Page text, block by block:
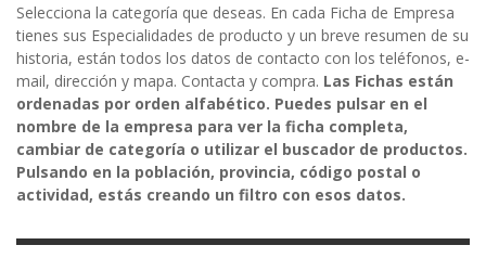
Selecciona la categoría que deseas. En cada Ficha de Empresa
tienes sus Especialidades de producto y un breve resumen de su
historia, están todos los datos de contacto con los teléfonos, e-
mail, dirección y mapa. Contacta y compra. Las Fichas están
ordenadas por orden alfabético. Puedes pulsar en el
nombre de la empresa para ver la ficha completa,
cambiar de categoría o utilizar el buscador de productos.
Pulsando en la población, provincia, código postal o
actividad, estás creando un filtro con esos datos.